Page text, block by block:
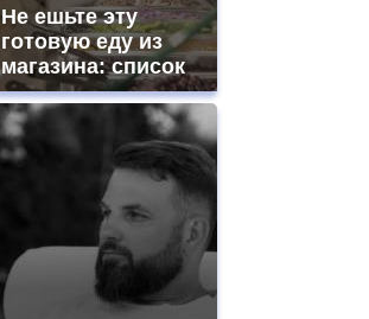
Не ешьте эту
готовую еду из
магазина: список